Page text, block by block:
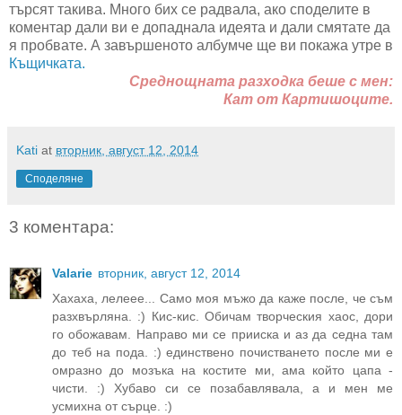
търсят такива. Много бих се радвала, ако споделите в
коментар дали ви е допаднала идеята и дали смятате да
я пробвате. А завършеното албумче ще ви покажа утре в
Къщичката.
Среднощната разходка беше с мен:
Кат от Картишоците.
Kati at вторник, август 12, 2014
Споделяне
3 коментара:
Valarie вторник, август 12, 2014
Хахаха, лелеее... Само моя мъжо да каже после, че съм
разхвърляна. :) Кис-кис. Обичам творческия хаос, дори
го обожавам. Направо ми се прииска и аз да седна там
до теб на пода. :) единствено почистването после ми е
омразно до мозъка на костите ми, ама който цапа -
чисти. :) Хубаво си се позабавлявала, а и мен ме
усмихна от сърце. :)